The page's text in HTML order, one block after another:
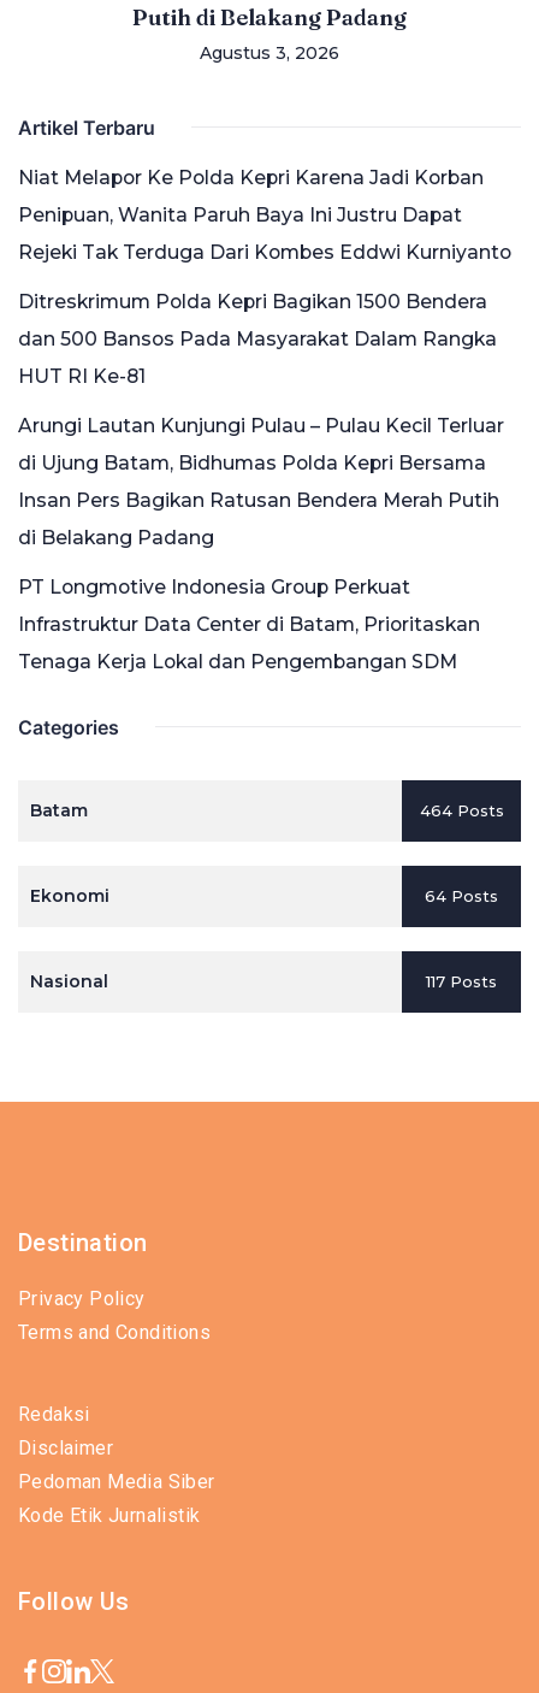
Putih di Belakang Padang
Agustus 3, 2026
Artikel Terbaru
Niat Melapor Ke Polda Kepri Karena Jadi Korban
Penipuan, Wanita Paruh Baya Ini Justru Dapat
Rejeki Tak Terduga Dari Kombes Eddwi Kurniyanto
Ditreskrimum Polda Kepri Bagikan 1500 Bendera
dan 500 Bansos Pada Masyarakat Dalam Rangka
HUT RI Ke-81
Arungi Lautan Kunjungi Pulau – Pulau Kecil Terluar
di Ujung Batam, Bidhumas Polda Kepri Bersama
Insan Pers Bagikan Ratusan Bendera Merah Putih
di Belakang Padang
PT Longmotive Indonesia Group Perkuat
Infrastruktur Data Center di Batam, Prioritaskan
Tenaga Kerja Lokal dan Pengembangan SDM
Categories
Batam 464 Posts
Ekonomi 64 Posts
Nasional 117 Posts
Destination
Privacy Policy
Terms and Conditions
Redaksi
Disclaimer
Pedoman Media Siber
Kode Etik Jurnalistik
Follow Us